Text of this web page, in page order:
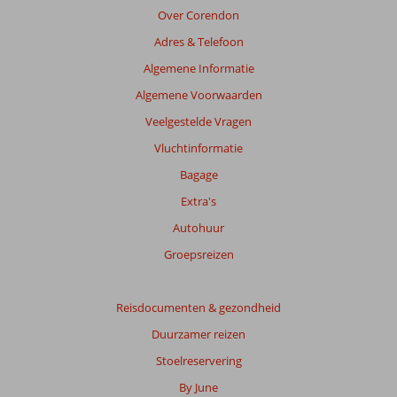
Over Corendon
Adres & Telefoon
Algemene Informatie
Algemene Voorwaarden
Veelgestelde Vragen
Vluchtinformatie
Bagage
Extra's
Autohuur
Groepsreizen
Reisdocumenten & gezondheid
Duurzamer reizen
Stoelreservering
By June